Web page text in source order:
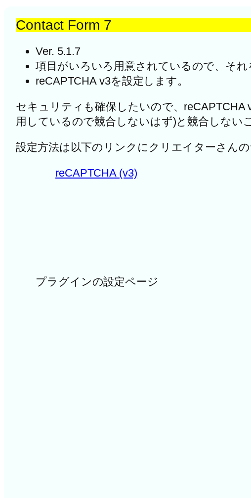
Contact Form 7
Ver. 5.1.7
項目がいろいろ用意されているので、それ
reCAPTCHA v3を設定します。
セキュリティも確保したいので、reCAPTCHA
用しているので競合しないはず)と競合しない
設定方法は以下のリンクにクリエイターさんの
reCAPTCHA (v3)
プラグインの設定ページ